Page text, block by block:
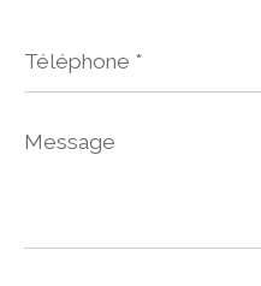
*
Message